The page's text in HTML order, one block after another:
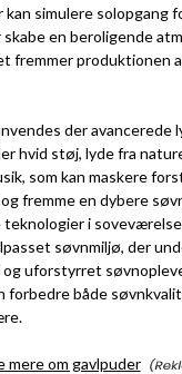
simulere solopgang
skabe en beroligende
fremmer produktionen
der avancerede
hvid støj, lyde fra
som kan maskere
fremme en dybere
i
søvnmiljø, der
uforstyrret
forbedre både
mere om gavlpuder